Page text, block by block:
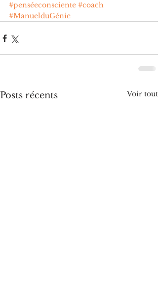
#penséeconsciente #coach
#ManuelduGénie
Posts récents Voir tout